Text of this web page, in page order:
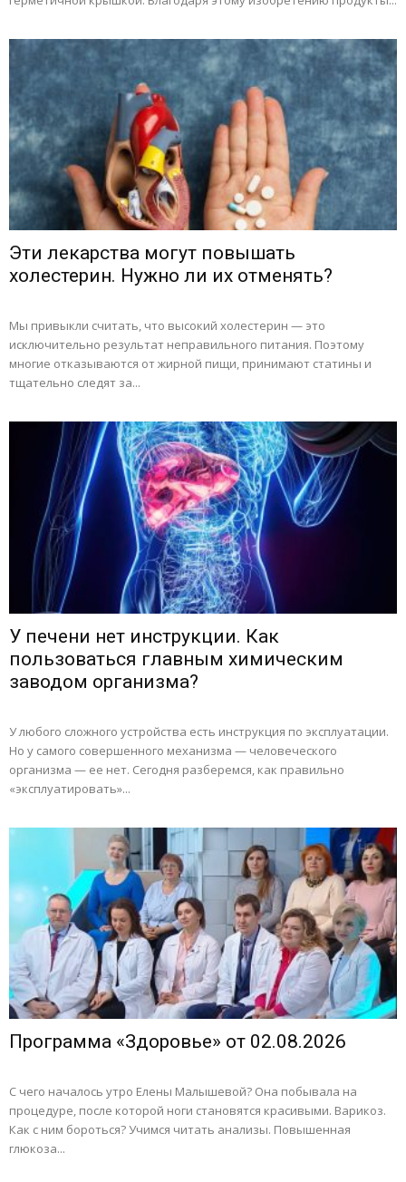
Эти лекарства могут повышать
холестерин. Нужно ли их отменять?
Мы привыкли считать, что высокий холестерин — это
исключительно результат неправильного питания. Поэтому
многие отказываются от жирной пищи, принимают статины и
тщательно следят за...
У печени нет инструкции. Как
пользоваться главным химическим
заводом организма?
У любого сложного устройства есть инструкция по эксплуатации.
Но у самого совершенного механизма — человеческого
организма — ее нет. Сегодня разберемся, как правильно
«эксплуатировать»...
Программа «Здоровье» от 02.08.2026
С чего началось утро Елены Малышевой? Она побывала на
процедуре, после которой ноги становятся красивыми. Варикоз.
Как с ним бороться? Учимся читать анализы. Повышенная
глюкоза...